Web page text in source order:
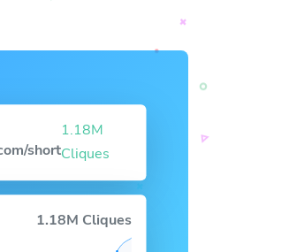
short
1.18M
Cliques
1.18M Cliques